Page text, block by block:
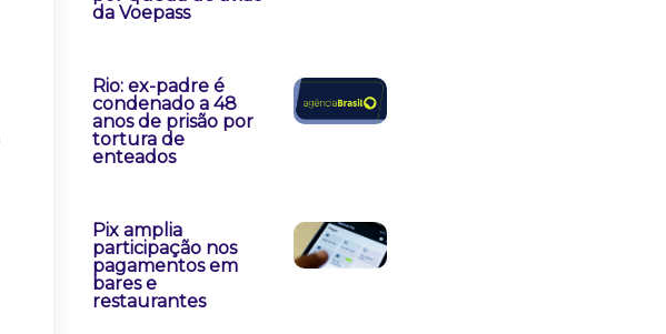
da Voepass
Rio: ex-padre é
condenado a 48
anos de prisão por
tortura de
enteados
Pix amplia
participação nos
pagamentos em
bares e
restaurantes